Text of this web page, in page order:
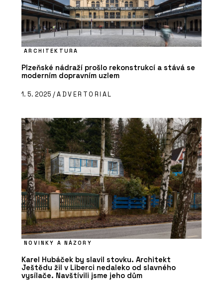
ARCHITEKTURA
Plzeňské nádraží prošlo rekonstrukcí a stává se
moderním dopravním uzlem
1. 5. 2025 /ADVERTORIAL
NOVINKY A NÁZORY
Karel Hubáček by slavil stovku. Architekt
Ještědu žil v Liberci nedaleko od slavného
vysílače. Navštívili jsme jeho dům